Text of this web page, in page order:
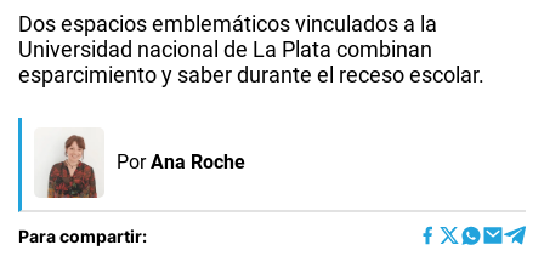
Dos espacios emblemáticos vinculados a la
Universidad nacional de La Plata combinan
esparcimiento y saber durante el receso escolar.
Por Ana Roche
Para compartir: